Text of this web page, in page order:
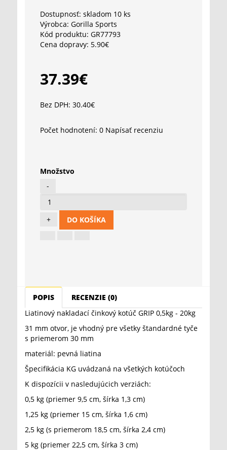
Dostupnosť: skladom 10 ks
Výrobca: Gorilla Sports
Kód produktu: GR77793
Cena dopravy: 5.90€
37.39€
Bez DPH: 30.40€
Počet hodnotení: 0 Napísať recenziu
Množstvo
DO KOŠÍKA
POPIS
RECENZIE (0)
Liatinový nakladací činkový kotúč GRIP 0,5kg - 20kg
31 mm otvor, je vhodný pre všetky štandardné tyče
s priemerom 30 mm
materiál: pevná liatina
Špecifikácia KG uvádzaná na všetkých kotúčoch
K dispozícii v nasledujúcich verziách:
0,5 kg (priemer 9,5 cm, šírka 1,3 cm)
1,25 kg (priemer 15 cm, šírka 1,6 cm)
2,5 kg (s priemerom 18,5 cm, šírka 2,4 cm)
5 kg (priemer 22,5 cm, šírka 3 cm)